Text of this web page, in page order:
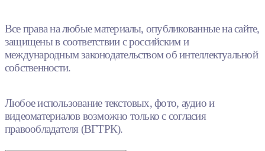
Все права на любые материалы, опубликованные на сайте,
защищены в соответствии с российским и
международным законодательством об интеллектуальной
собственности.
Любое использование текстовых, фото, аудио и
видеоматериалов возможно только с согласия
правообладателя (ВГТРК).